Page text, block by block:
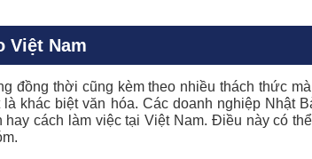
Việt Nam
đồng thời cũng kèm theo nhiều thách thức
khác biệt văn hóa. Các doanh nghiệp Nhật
cách làm việc tại Việt Nam. Điều này có